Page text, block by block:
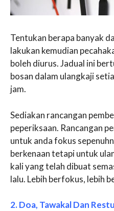
Tentukan berapa banyak
lakukan kemudian
boleh diurus. Jadual ini
bosan dalam ulangkaji
jam.
Sediakan rancangan
peperiksaan. Rancangan
untuk anda fokus
berkenaan tetapi untuk
kali yang telah dibuat
lalu. Lebih berfokus, lebih
2. Doa, Tawakal Dan